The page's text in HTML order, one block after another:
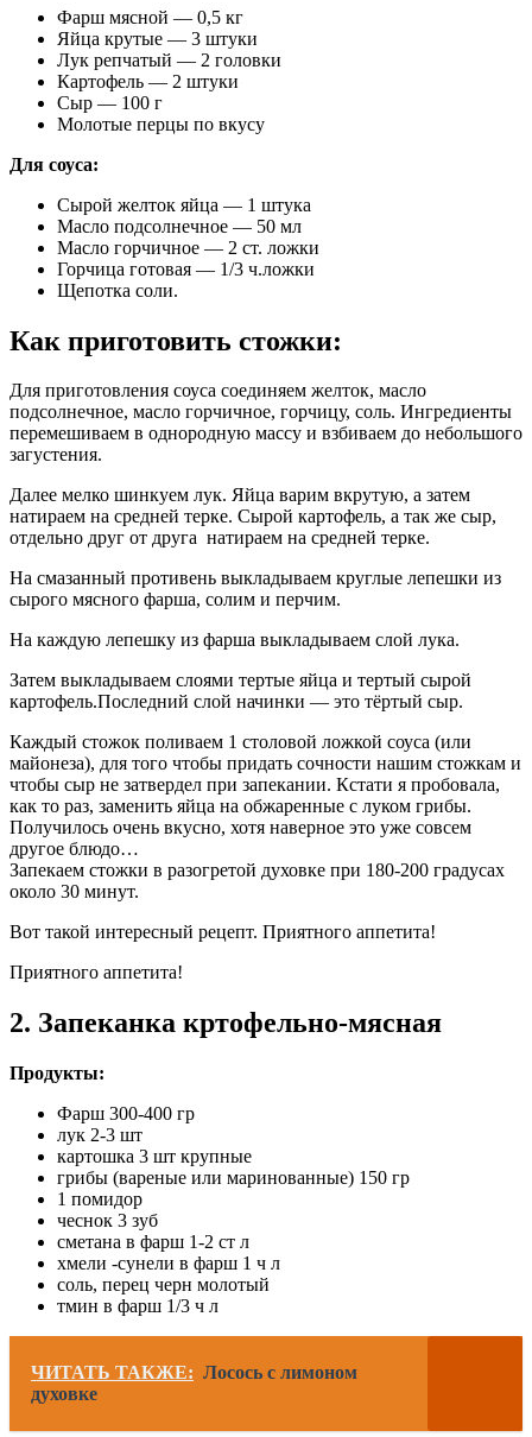
Фарш мясной — 0,5 кг
Яйца крутые — 3 штуки
Лук репчатый — 2 головки
Картофель — 2 штуки
Сыр — 100 г
Молотые перцы по вкусу
Для соуса:
Сырой желток яйца — 1 штука
Масло подсолнечное — 50 мл
Масло горчичное — 2 ст. ложки
Горчица готовая — 1/3 ч.ложки
Щепотка соли.
Как приготовить стожки:
Для приготовления соуса соединяем желток, масло
подсолнечное, масло горчичное, горчицу, соль. Ингредиенты
перемешиваем в однородную массу и взбиваем до небольшого
загустения.
Далее мелко шинкуем лук. Яйца варим вкрутую, а затем
натираем на средней терке. Сырой картофель, а так же сыр,
отдельно друг от друга натираем на средней терке.
На смазанный противень выкладываем круглые лепешки из
сырого мясного фарша, солим и перчим.
На каждую лепешку из фарша выкладываем слой лука.
Затем выкладываем слоями тертые яйца и тертый сырой
картофель.Последний слой начинки — это тёртый сыр.
Каждый стожок поливаем 1 столовой ложкой соуса (или
майонеза), для того чтобы придать сочности нашим стожкам и
чтобы сыр не затвердел при запекании. Кстати я пробовала,
как то раз, заменить яйца на обжаренные с луком грибы.
Получилось очень вкусно, хотя наверное это уже совсем
другое блюдо…
Запекаем стожки в разогретой духовке при 180-200 градусах
около 30 минут.
Вот такой интересный рецепт. Приятного аппетита!
Приятного аппетита!
2. Запеканка кртофельно-мясная
Продукты:
Фарш 300-400 гр
лук 2-3 шт
картошка 3 шт крупные
грибы (вареные или маринованные) 150 гр
1 помидор
чеснок 3 зуб
сметана в фарш 1-2 ст л
хмели -сунели в фарш 1 ч л
соль, перец черн молотый
тмин в фарш 1/3 ч л
ЧИТАТЬ ТАКЖЕ: Лосось с лимоном
духовке